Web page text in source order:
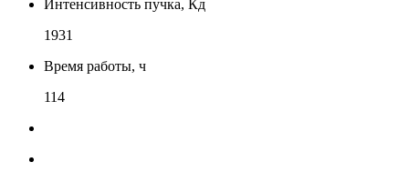
Интенсивность пучка, Кд
1931
Время работы, ч
114